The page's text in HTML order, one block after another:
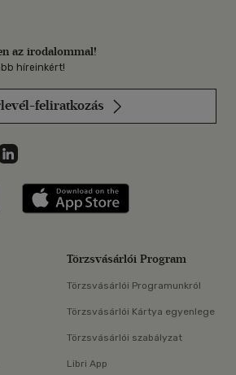
az irodalommal!
híreinkért!
feliratkozás
on
az Instagramon
Libri a LinkedInen
Libri applikáció Szerezd meg: Google
Törzsvásárlói Program
Törzsvásárlói Programunkról
Törzsvásárlói Kártya egyenlege
Törzsvásárlói szabályzat
Libri App